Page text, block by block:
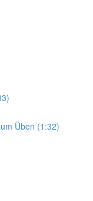
Üben (1:32)